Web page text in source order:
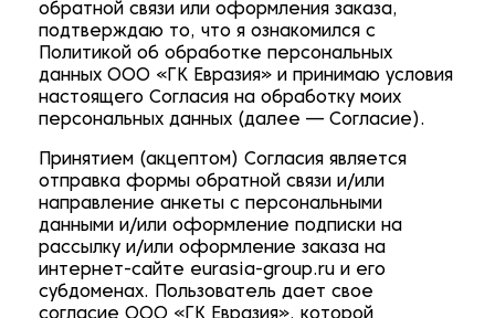
обратной связи или оформления заказа,
подтверждаю то, что я ознакомился с
Политикой об обработке персональных
данных ООО «ГК Евразия» и принимаю условия
настоящего Согласия на обработку моих
персональных данных (далее — Согласие).
Принятием (акцептом) Согласия является
отправка формы обратной связи и/или
направление анкеты с персональными
данными и/или оформление подписки на
рассылку и/или оформление заказа на
интернет-сайте eurasia-group.ru
и его
субдоменах. Пользователь дает свое
согласие ООО «ГК Евразия», которой